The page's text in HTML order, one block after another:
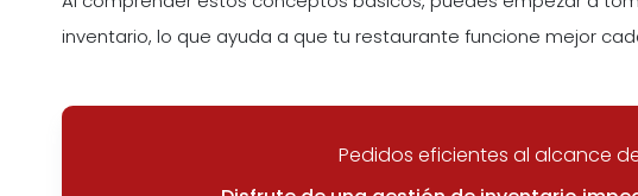
inventario, lo que ayuda a que tu restaurante funcione mejor
Pedidos eficientes al alcance